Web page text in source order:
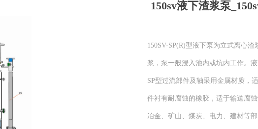
150sv液下渣浆泵
150SV-SP(R)型液下泵为立式离心
浆，泵一般浸入池内或坑内工作。
SP型过流部件及轴采用金属材质，
件衬有耐腐蚀的橡胶，适于输送腐
冶金、矿山、煤炭、电力、建材等